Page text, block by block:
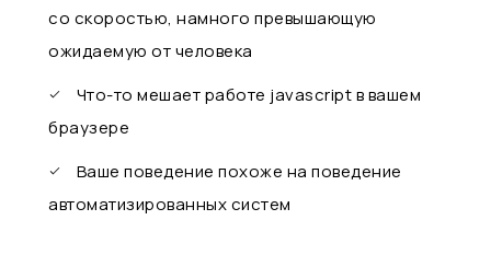
со скоростью, намного превышающую
ожидаемую от человека
Что-то мешает работе javascript в вашем
браузере
Ваше поведение похоже на поведение
автоматизированных систем